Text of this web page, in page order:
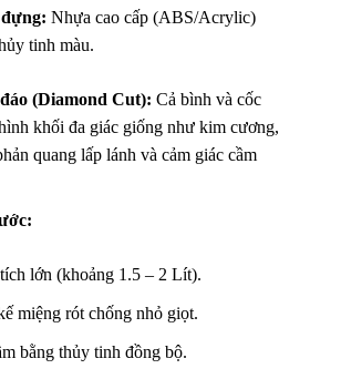
Nhựa cao cấp (ABS/Acrylic)
tinh màu.
(Diamond Cut): Cả bình và cốc
khối đa giác giống như kim cương,
quang lấp lánh và cảm giác cầm
lớn (khoảng 1.5 – 2 Lít).
miệng rót chống nhỏ giọt.
bằng thủy tinh đồng bộ.